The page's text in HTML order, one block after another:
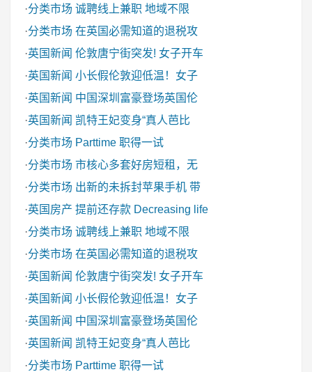
·分类市场 诚聘线上兼职 地域不限
·分类市场 在英国必需知道的退税攻
·英国新闻 伦敦唐宁街突发! 女子开车
·英国新闻 小长假伦敦迎低温！女子
·英国新闻 中国深圳富豪登场英国伦
·英国新闻 凯特王妃变身“真人芭比
·分类市场 Parttime 职得一试
·分类市场 市核心多套好房短租，无
·分类市场 出新的未拆封苹果手机 带
·英国房产 提前还存款 Decreasing life
·分类市场 诚聘线上兼职 地域不限
·分类市场 在英国必需知道的退税攻
·英国新闻 伦敦唐宁街突发! 女子开车
·英国新闻 小长假伦敦迎低温！女子
·英国新闻 中国深圳富豪登场英国伦
·英国新闻 凯特王妃变身“真人芭比
·分类市场 Parttime 职得一试